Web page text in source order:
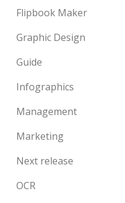
Flipbook Maker
Graphic Design
Guide
Infographics
Management
Marketing
Next release
OCR